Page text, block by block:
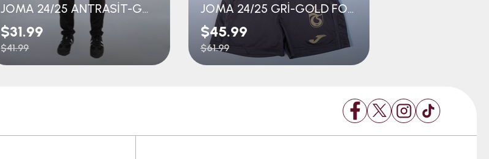
JOMA 24/25 ANTRASİT-GOLD FORMA
$31.99
$41.99
JOMA 24/25 GRİ-GOLD FORMA BEBE SET
$45.99
$61.99